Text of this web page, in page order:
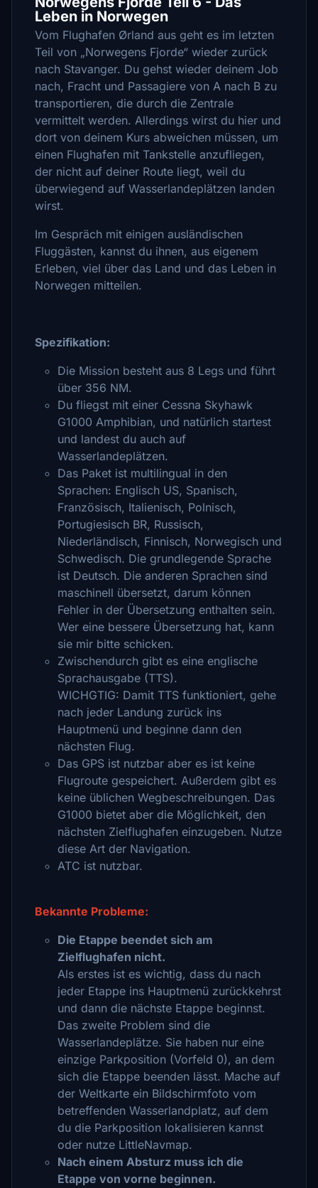
Leben in Norwegen
Vom Flughafen Ørland aus geht es im letzten
Teil von „Norwegens Fjorde“ wieder zurück
nach Stavanger. Du gehst wieder deinem Job
nach, Fracht und Passagiere von A nach B zu
transportieren, die durch die Zentrale
vermittelt werden. Allerdings wirst du hier und
dort von deinem Kurs abweichen müssen, um
einen Flughafen mit Tankstelle anzufliegen,
der nicht auf deiner Route liegt, weil du
überwiegend auf Wasserlandeplätzen landen
wirst.
Im Gespräch mit einigen ausländischen
Fluggästen, kannst du ihnen, aus eigenem
Erleben, viel über das Land und das Leben in
Norwegen mitteilen.
Spezifikation:
Die Mission besteht aus 8 Legs und führt
über 356 NM.
Du fliegst mit einer Cessna Skyhawk
G1000 Amphibian, und natürlich startest
und landest du auch auf
Wasserlandeplätzen.
Das Paket ist multilingual in den
Sprachen: Englisch US, Spanisch,
Französisch, Italienisch, Polnisch,
Portugiesisch BR, Russisch,
Niederländisch, Finnisch, Norwegisch und
Schwedisch. Die grundlegende Sprache
ist Deutsch. Die anderen Sprachen sind
maschinell übersetzt, darum können
Fehler in der Übersetzung enthalten sein.
Wer eine bessere Übersetzung hat, kann
sie mir bitte schicken.
Zwischendurch gibt es eine englische
Sprachausgabe (TTS).
WICHGTIG: Damit TTS funktioniert, gehe
nach jeder Landung zurück ins
Hauptmenü und beginne dann den
nächsten Flug.
Das GPS ist nutzbar aber es ist keine
Flugroute gespeichert. Außerdem gibt es
keine üblichen Wegbeschreibungen. Das
G1000 bietet aber die Möglichkeit, den
nächsten Zielflughafen einzugeben. Nutze
diese Art der Navigation.
ATC ist nutzbar.
Bekannte Probleme:
Die Etappe beendet sich am
Zielflughafen nicht.
Als erstes ist es wichtig, dass du nach
jeder Etappe ins Hauptmenü zurückkehrst
und dann die nächste Etappe beginnst.
Das zweite Problem sind die
Wasserlandeplätze. Sie haben nur eine
einzige Parkposition (Vorfeld 0), an dem
sich die Etappe beenden lässt. Mache auf
der Weltkarte ein Bildschirmfoto vom
betreffenden Wasserlandplatz, auf dem
du die Parkposition lokalisieren kannst
oder nutze LittleNavmap.
Nach einem Absturz muss ich die
Etappe von vorne beginnen.